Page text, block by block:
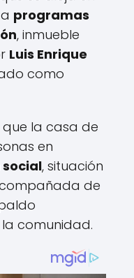
programas
, inmueble
Luis Enrique
como
que la casa de
en
, situación
de
comunidad.